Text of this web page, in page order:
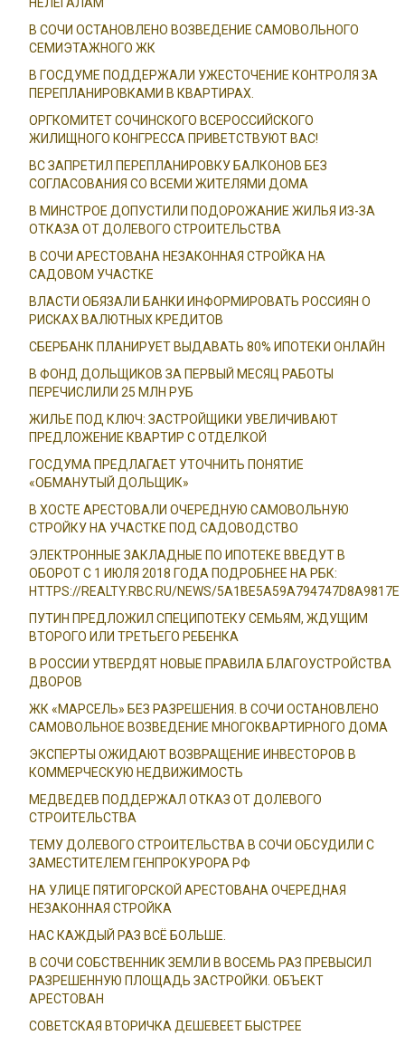
В СОЧИ ОСТАНОВЛЕНО ВОЗВЕДЕНИЕ САМОВОЛЬНОГО
СЕМИЭТАЖНОГО ЖК
В ГОСДУМЕ ПОДДЕРЖАЛИ УЖЕСТОЧЕНИЕ КОНТРОЛЯ ЗА
ПЕРЕПЛАНИРОВКАМИ В КВАРТИРАХ.
ОРГКОМИТЕТ СОЧИНСКОГО ВСЕРОССИЙСКОГО
ЖИЛИЩНОГО КОНГРЕССА ПРИВЕТСТВУЮТ ВАС!
ВС ЗАПРЕТИЛ ПЕРЕПЛАНИРОВКУ БАЛКОНОВ БЕЗ
СОГЛАСОВАНИЯ СО ВСЕМИ ЖИТЕЛЯМИ ДОМА
В МИНСТРОЕ ДОПУСТИЛИ ПОДОРОЖАНИЕ ЖИЛЬЯ ИЗ-ЗА
ОТКАЗА ОТ ДОЛЕВОГО СТРОИТЕЛЬСТВА
В СОЧИ АРЕСТОВАНА НЕЗАКОННАЯ СТРОЙКА НА
САДОВОМ УЧАСТКЕ
ВЛАСТИ ОБЯЗАЛИ БАНКИ ИНФОРМИРОВАТЬ РОССИЯН О
РИСКАХ ВАЛЮТНЫХ КРЕДИТОВ
СБЕРБАНК ПЛАНИРУЕТ ВЫДАВАТЬ 80% ИПОТЕКИ ОНЛАЙН
В ФОНД ДОЛЬЩИКОВ ЗА ПЕРВЫЙ МЕСЯЦ РАБОТЫ
ПЕРЕЧИСЛИЛИ 25 МЛН РУБ
ЖИЛЬЕ ПОД КЛЮЧ: ЗАСТРОЙЩИКИ УВЕЛИЧИВАЮТ
ПРЕДЛОЖЕНИЕ КВАРТИР С ОТДЕЛКОЙ
ГОСДУМА ПРЕДЛАГАЕТ УТОЧНИТЬ ПОНЯТИЕ
«ОБМАНУТЫЙ ДОЛЬЩИК»
В ХОСТЕ АРЕСТОВАЛИ ОЧЕРЕДНУЮ САМОВОЛЬНУЮ
СТРОЙКУ НА УЧАСТКЕ ПОД САДОВОДСТВО
ЭЛЕКТРОННЫЕ ЗАКЛАДНЫЕ ПО ИПОТЕКЕ ВВЕДУТ В
ОБОРОТ С 1 ИЮЛЯ 2018 ГОДА ПОДРОБНЕЕ НА РБК:
HTTPS://REALTY.RBC.RU/NEWS/5A1BE5A59A794747D8A9817E
ПУТИН ПРЕДЛОЖИЛ СПЕЦИПОТЕКУ СЕМЬЯМ, ЖДУЩИМ
ВТОРОГО ИЛИ ТРЕТЬЕГО РЕБЕНКА
В РОССИИ УТВЕРДЯТ НОВЫЕ ПРАВИЛА БЛАГОУСТРОЙСТВА
ДВОРОВ
ЖК «МАРСЕЛЬ» БЕЗ РАЗРЕШЕНИЯ. В СОЧИ ОСТАНОВЛЕНО
САМОВОЛЬНОЕ ВОЗВЕДЕНИЕ МНОГОКВАРТИРНОГО ДОМА
ЭКСПЕРТЫ ОЖИДАЮТ ВОЗВРАЩЕНИЕ ИНВЕСТОРОВ В
КОММЕРЧЕСКУЮ НЕДВИЖИМОСТЬ
МЕДВЕДЕВ ПОДДЕРЖАЛ ОТКАЗ ОТ ДОЛЕВОГО
СТРОИТЕЛЬСТВА
ТЕМУ ДОЛЕВОГО СТРОИТЕЛЬСТВА В СОЧИ ОБСУДИЛИ С
ЗАМЕСТИТЕЛЕМ ГЕНПРОКУРОРА РФ
НА УЛИЦЕ ПЯТИГОРСКОЙ АРЕСТОВАНА ОЧЕРЕДНАЯ
НЕЗАКОННАЯ СТРОЙКА
НАС КАЖДЫЙ РАЗ ВСЁ БОЛЬШЕ.
В СОЧИ СОБСТВЕННИК ЗЕМЛИ В ВОСЕМЬ РАЗ ПРЕВЫСИЛ
РАЗРЕШЕННУЮ ПЛОЩАДЬ ЗАСТРОЙКИ. ОБЪЕКТ
АРЕСТОВАН
СОВЕТСКАЯ ВТОРИЧКА ДЕШЕВЕЕТ БЫСТРЕЕ